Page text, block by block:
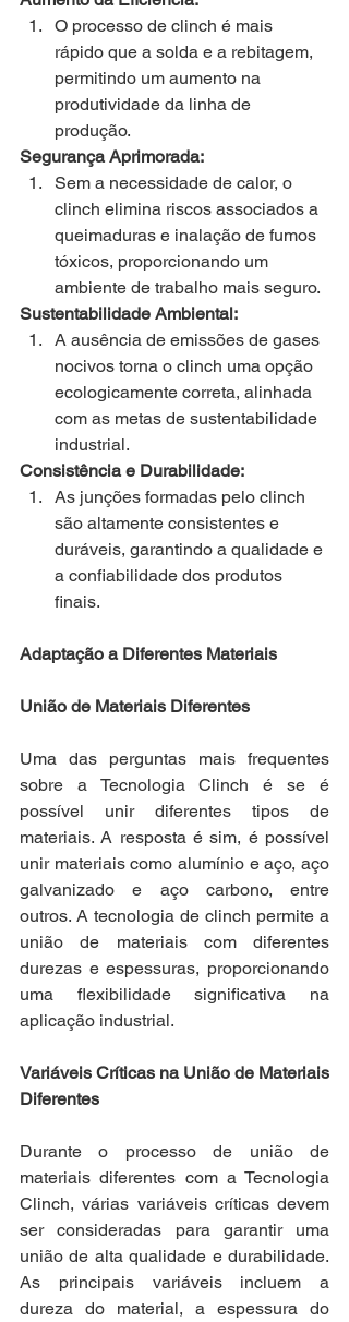
O processo de clinch é mais
rápido que a solda e a rebitagem,
permitindo um aumento na
produtividade da linha de
produção.
Segurança Aprimorada:
Sem a necessidade de calor, o
clinch elimina riscos associados a
queimaduras e inalação de fumos
tóxicos, proporcionando um
ambiente de trabalho mais seguro.
Sustentabilidade Ambiental:
A ausência de emissões de gases
nocivos torna o clinch uma opção
ecologicamente correta, alinhada
com as metas de sustentabilidade
industrial.
Consistência e Durabilidade:
As junções formadas pelo clinch
são altamente consistentes e
duráveis, garantindo a qualidade e
a confiabilidade dos produtos
finais.
Adaptação a Diferentes Materiais
União de Materiais Diferentes
Uma das perguntas mais frequentes
sobre a Tecnologia Clinch é se é
possível unir diferentes tipos de
materiais. A resposta é sim, é possível
unir materiais como alumínio e aço, aço
galvanizado e aço carbono, entre
outros. A tecnologia de clinch permite a
união de materiais com diferentes
durezas e espessuras, proporcionando
uma flexibilidade significativa na
aplicação industrial.
Variáveis Críticas na União de Materiais
Diferentes
Durante o processo de união de
materiais diferentes com a Tecnologia
Clinch, várias variáveis críticas devem
ser consideradas para garantir uma
união de alta qualidade e durabilidade.
As principais variáveis incluem a
dureza do material, a espessura do